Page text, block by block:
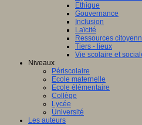
Ethique
Gouvernance
Inclusion
Laïcité
Ressources
Tiers - lieux
Vie scolaire et
Niveaux
Périscolaire
Ecole maternelle
Ecole élémentaire
Collège
Lycée
Université
Les auteurs